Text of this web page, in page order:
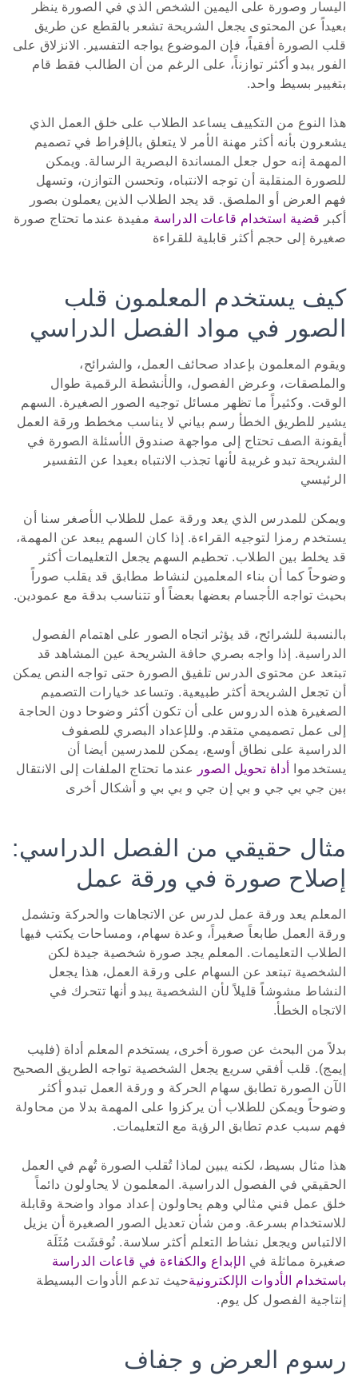
اليسار وصورة على اليمين الشخص الذي في الصورة ينظر
بعيداً عن المحتوى يجعل الشريحة تشعر بالقطع عن طريق
قلب الصورة أفقياً، فإن الموضوع يواجه التفسير. الانزلاق على
الفور يبدو أكثر توازناً، على الرغم من أن الطالب فقط قام
بتغيير بسيط واحد.
هذا النوع من التكييف يساعد الطلاب على خلق العمل الذي
يشعرون بأنه أكثر مهنة الأمر لا يتعلق بالإفراط في تصميم
المهمة إنه حول جعل المساندة البصرية الرسالة. ويمكن
للصورة المنقلبة أن توجه الانتباه، وتحسن التوازن، وتسهل
فهم العرض أو الملصق. قد يجد الطلاب الذين يعملون بصور
أكبر قضية استخدام قاعات الدراسة مفيدة عندما تحتاج صورة
صغيرة إلى حجم أكثر قابلية للقراءة
كيف يستخدم المعلمون قلب
الصور في مواد الفصل الدراسي
ويقوم المعلمون بإعداد صحائف العمل، والشرائح،
والملصقات، وعرض الفصول، والأنشطة الرقمية طوال
الوقت. وكثيراً ما تظهر مسائل توجيه الصور الصغيرة. السهم
يشير للطريق الخطأ رسم بياني لا يناسب مخطط ورقة العمل
أيقونة الصف تحتاج إلى مواجهة صندوق الأسئلة الصورة في
الشريحة تبدو غريبة لأنها تجذب الانتباه بعيدا عن التفسير
الرئيسي
ويمكن للمدرس الذي يعد ورقة عمل للطلاب الأصغر سنا أن
يستخدم رمزا لتوجيه القراءة. إذا كان السهم يبعد عن المهمة،
قد يخلط بين الطلاب. تحطيم السهم يجعل التعليمات أكثر
وضوحاً كما أن بناء المعلمين لنشاط مطابق قد يقلب صوراً
بحيث تواجه الأجسام بعضها بعضاً أو تتناسب بدقة مع عمودين.
بالنسبة للشرائح، قد يؤثر اتجاه الصور على اهتمام الفصول
الدراسية. إذا واجه بصري حافة الشريحة عين المشاهد قد
تبتعد عن محتوى الدرس تلفيق الصورة حتى تواجه النص يمكن
أن تجعل الشريحة أكثر طبيعية. وتساعد خيارات التصميم
الصغيرة هذه الدروس على أن تكون أكثر وضوحا دون الحاجة
إلى عمل تصميمي متقدم. وللإعداد البصري للصفوف
الدراسية على نطاق أوسع، يمكن للمدرسين أيضا أن
يستخدموا
أداة تحويل الصور
عندما تحتاج الملفات إلى الانتقال
بين جي بي جي و بي إن جي و بي بي و أشكال أخرى
مثال حقيقي من الفصل الدراسي:
إصلاح صورة في ورقة عمل
المعلم يعد ورقة عمل لدرس عن الاتجاهات والحركة وتشمل
ورقة العمل طابعاً صغيراً، وعدة سهام، ومساحات يكتب فيها
الطلاب التعليمات. المعلم يجد صورة شخصية جيدة لكن
الشخصية تبتعد عن السهام على ورقة العمل، هذا يجعل
النشاط مشوشاً قليلاً لأن الشخصية يبدو أنها تتحرك في
الاتجاه الخطأ.
بدلاً من البحث عن صورة أخرى، يستخدم المعلم أداة (فليب
إيمج). قلب أفقي سريع يجعل الشخصية تواجه الطريق الصحيح
الآن الصورة تطابق سهام الحركة و ورقة العمل تبدو أكثر
وضوحاً ويمكن للطلاب أن يركزوا على المهمة بدلا من محاولة
فهم سبب عدم تطابق الرؤية مع التعليمات.
هذا مثال بسيط، لكنه يبين لماذا تُقلب الصورة تُهم في العمل
الحقيقي في الفصول الدراسية. المعلمون لا يحاولون دائماً
خلق عمل فني مثالي وهم يحاولون إعداد مواد واضحة وقابلة
للاستخدام بسرعة. ومن شأن تعديل الصور الصغيرة أن يزيل
الالتباس ويجعل نشاط التعلم أكثر سلاسة. نُوقشَت مُثَلَة
صغيرة مماثلة في
الإبداع والكفاءة في قاعات الدراسة
باستخدام الأدوات الإلكترونيةحيث تدعم الأدوات البسيطة
إنتاجية الفصول كل يوم.
رسوم العرض و جفاف